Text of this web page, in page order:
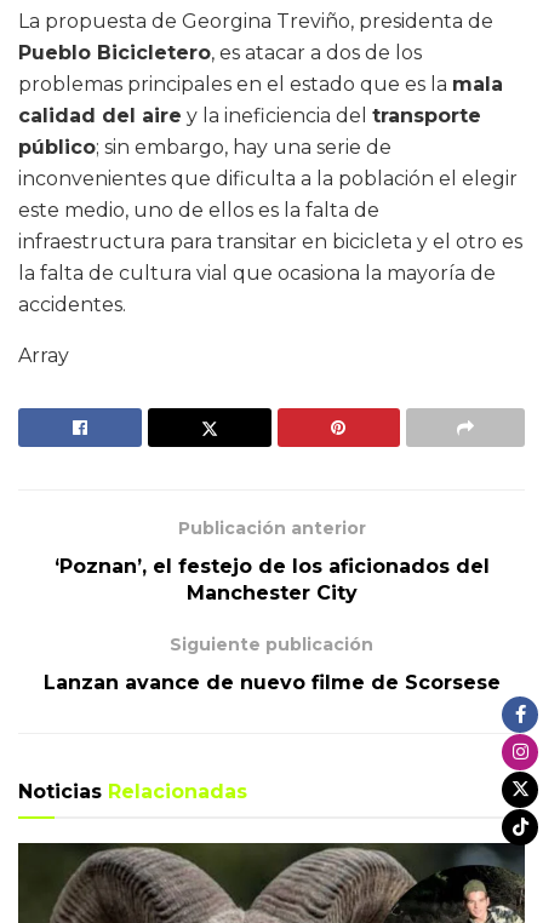
La propuesta de Georgina Treviño, presidenta de
Pueblo Bicicletero, es atacar a dos de los
problemas principales en el estado que es la mala
calidad del aire y la ineficiencia del transporte
público; sin embargo, hay una serie de
inconvenientes que dificulta a la población el elegir
este medio, uno de ellos es la falta de
infraestructura para transitar en bicicleta y el otro es
la falta de cultura vial que ocasiona la mayoría de
accidentes.
Array
Publicación anterior
‘Poznan’, el festejo de los aficionados del
Manchester City
Siguiente publicación
Lanzan avance de nuevo filme de Scorsese
Noticias Relacionadas